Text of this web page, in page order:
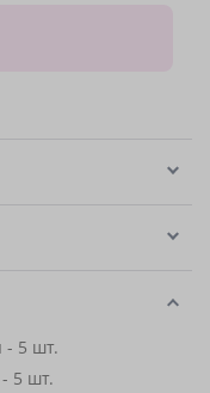
- 5 шт.
5 шт.